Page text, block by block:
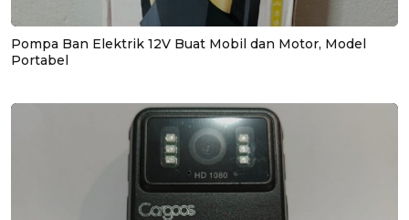
Pompa Ban Elektrik 12V Buat Mobil dan Motor, Model
Portabel